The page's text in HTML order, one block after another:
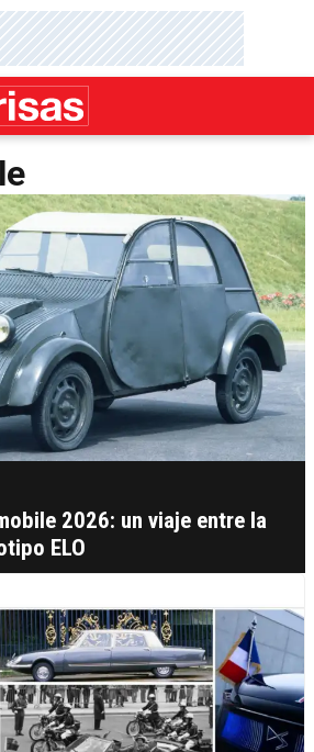
2026: un viaje entre la
ELO